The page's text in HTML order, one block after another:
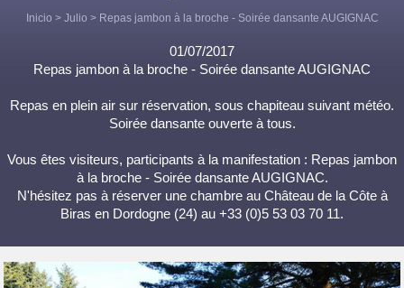
Inicio > Julio > Repas jambon à la broche - Soirée dansante AUGIGNAC
01/07/2017
Repas jambon à la broche - Soirée dansante AUGIGNAC
Repas en plein air sur réservation, sous chapiteau suivant météo.
Soirée dansante ouverte à tous.
Vous êtes visiteurs, participants à la manifestation : Repas jambon
à la broche - Soirée dansante AUGIGNAC.
N'hésitez pas à réserver une chambre au Château de la Côte à
Biras en Dordogne (24) au +33 (0)5 53 03 70 11.